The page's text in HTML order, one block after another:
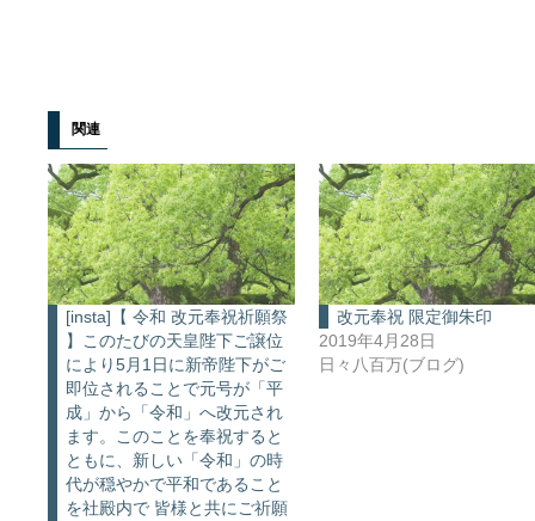
関連
[insta]【 令和 改元奉祝祈願祭
】このたびの天皇陛下ご譲位
により5月1日に新帝陛下がご
即位されることで元号が「平
成」から「令和」へ改元され
ます。このことを奉祝すると
ともに、新しい「令和」の時
代が穏やかで平和であること
を社殿内で 皆様と共にご祈願
改元奉祝 限定御朱印
2019年4月28日
日々八百万(ブログ)